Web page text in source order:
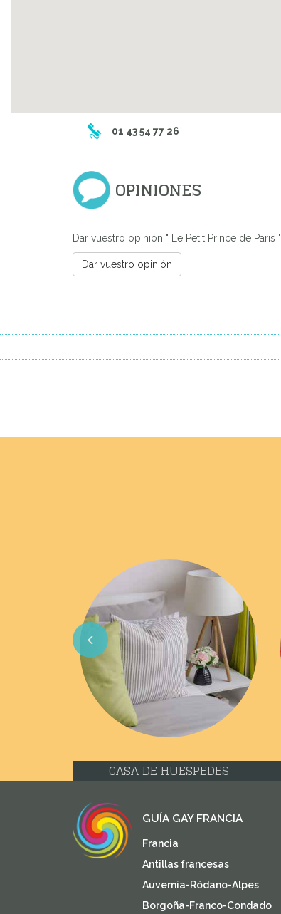
Previous
01 43 54 77 26
OPINIONES
Dar vuestro opinión " Le Petit Prince de Paris "
Dar vuestro opinión
Previous
CASA DE HUESPEDES
GUÍA GAY FRANCIA
Francia
Antillas francesas
Auvernia-Ródano-Alpes
Borgoña-Franco-Condado